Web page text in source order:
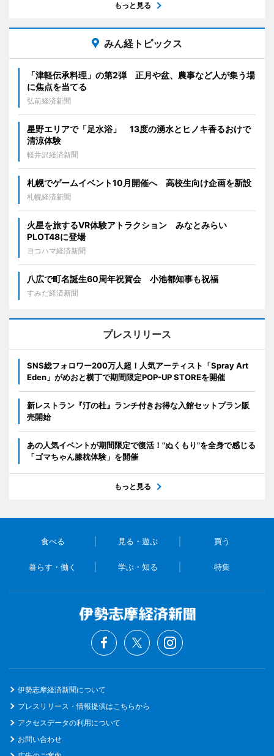
もっと見る
みん経トピックス
「津軽伝承料理」の第2弾 正月や盆、農事など人が集う場
に焦点を当てる
弘前経済新聞
星野エリアで「足水浴」 13度の湧水とヒノキ香るおけで
清涼体験
軽井沢経済新聞
札幌でゲームイベント10月開催へ 高校生向け企画を新設
札幌経済新聞
火星を旅するVR体験アトラクション みなとみらい
PLOT48に登場
ヨコハマ経済新聞
八広で町名誕生60周年祝賀会 小池都知事も祝福
すみだ経済新聞
プレスリリース
SNS総フォロワー200万人超！人気アーティスト「Spray Art
Eden」がめおと横丁で期間限定POP-UP STOREを開催
新レストラン『汀の杜』ランチ付きお得な入館セットプラン販
売開始
あの人気イベントが期間限定で復活！"ぬくもり"を全身で感じる
「ゴマちゃん膝枕体験」を開催
もっと見る
食べる 見る・遊ぶ 買う
暮らす・働く 学ぶ・知る 特集
伊勢志摩経済新聞について
プレスリリース・情報提供はこちらから
アクセスデータの利用について
お問い合わせ